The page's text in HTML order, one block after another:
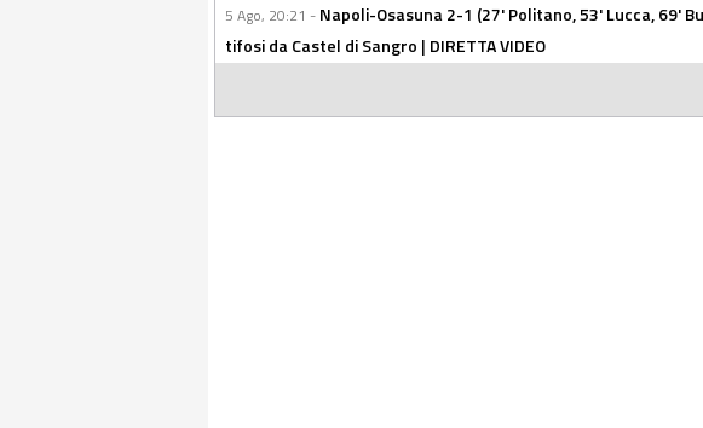
5 Ago, 20:21 - Napoli-Osasuna 2-1 (27' Politano, 53' Lucca, 69'
tifosi da Castel di Sangro | DIRETTA VIDEO